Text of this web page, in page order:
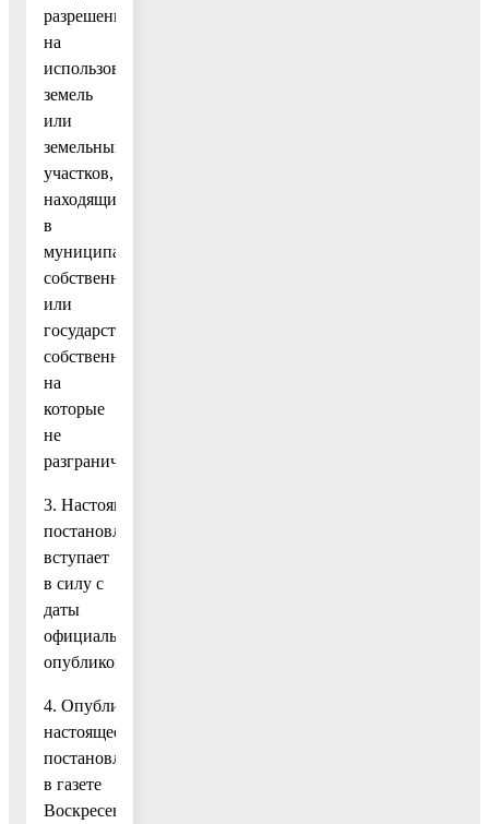
разрешения
на
использование
земель
или
земельных
участков,
находящихся
в
муниципальной
собственности
или
государственная
собственность
на
которые
не
разграничена».
3. Настоящее
постановление
вступает
в силу с
даты
официального
опубликования.
4. Опубликовать
настоящее
постановление
в газете
Воскресенской